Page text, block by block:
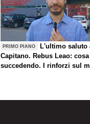
PRIMO PIANO
L'ultimo saluto
Capitano. Rebus Leao:
succedendo. I rinforzi sul